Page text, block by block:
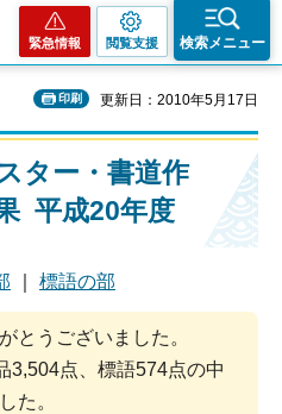
緊急情報 閲覧支援 検索メニュー
印刷 更新日：2010年5月17日
ター・書道作
平成20年度
標語の部
とうございました。
3,504点、標語574点の中
た。